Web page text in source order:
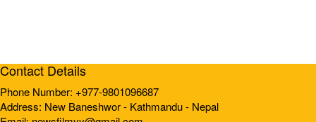
Contact Details
Phone Number: +977-9801096687
Address: New Baneshwor - Kathmandu - Nepal